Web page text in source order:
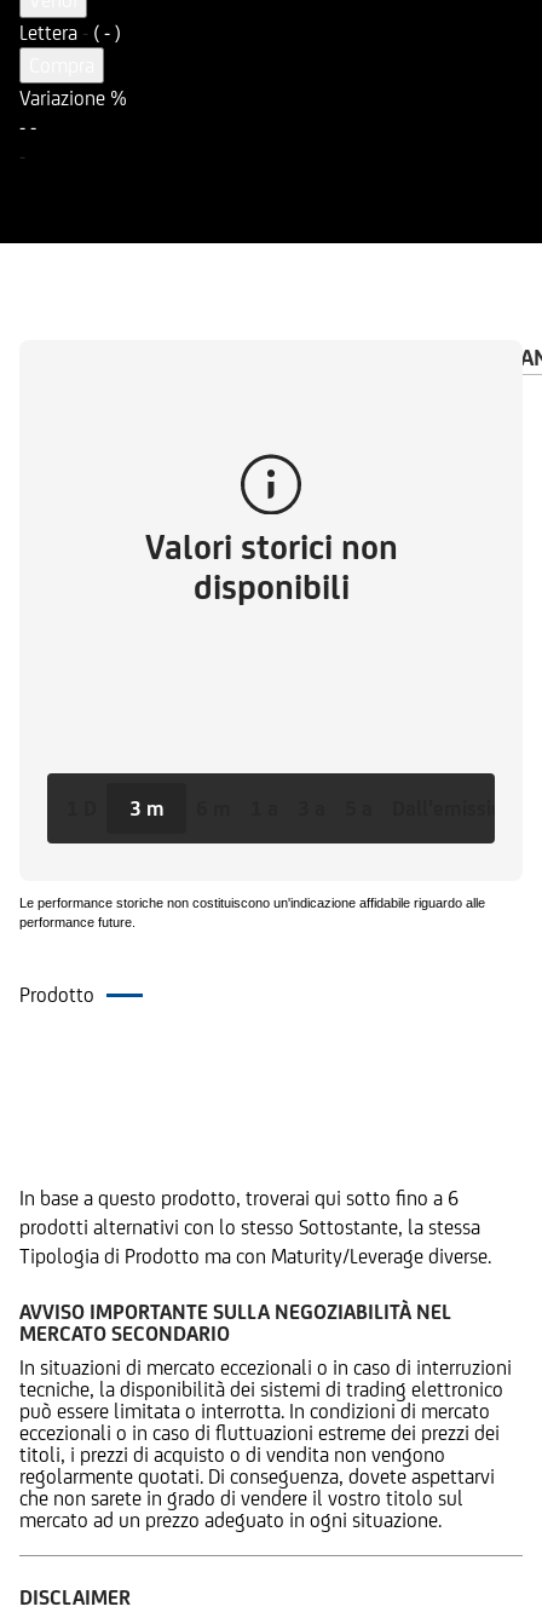
Lettera - ( - )
Variazione %
- -
-
AVVISO
Valori storici non
disponibili
3 m
Le performance storiche non costituiscono un'indicazione affidabile riguardo alle
performance future.
Prodotto
In base a questo prodotto, troverai qui sotto fino a 6
prodotti alternativi con lo stesso Sottostante, la stessa
Tipologia di Prodotto ma con Maturity/Leverage diverse.
AVVISO IMPORTANTE SULLA NEGOZIABILITÀ NEL
MERCATO SECONDARIO
In situazioni di mercato eccezionali o in caso di interruzioni
tecniche, la disponibilità dei sistemi di trading elettronico
può essere limitata o interrotta. In condizioni di mercato
eccezionali o in caso di fluttuazioni estreme dei prezzi dei
titoli, i prezzi di acquisto o di vendita non vengono
regolarmente quotati. Di conseguenza, dovete aspettarvi
che non sarete in grado di vendere il vostro titolo sul
mercato ad un prezzo adeguato in ogni situazione.
DISCLAIMER